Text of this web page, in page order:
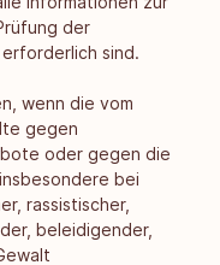
der
sind.
wenn die vom
gegen
oder gegen die
bei
rassistischer,
beleidigender,